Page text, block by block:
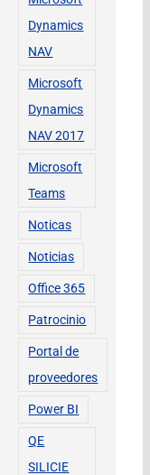
Dynamics
NAV
Microsoft
Dynamics
NAV 2017
Microsoft
Teams
Noticas
Noticias
Office 365
Patrocinio
Portal de
proveedores
Power BI
QE
SILICIE